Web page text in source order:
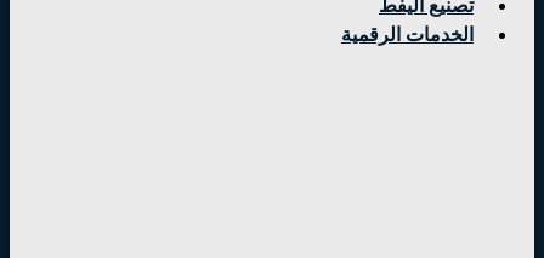
تصنيع اليفط
الخدمات الرقمية